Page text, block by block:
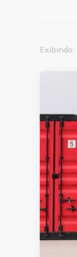
Exibindo: